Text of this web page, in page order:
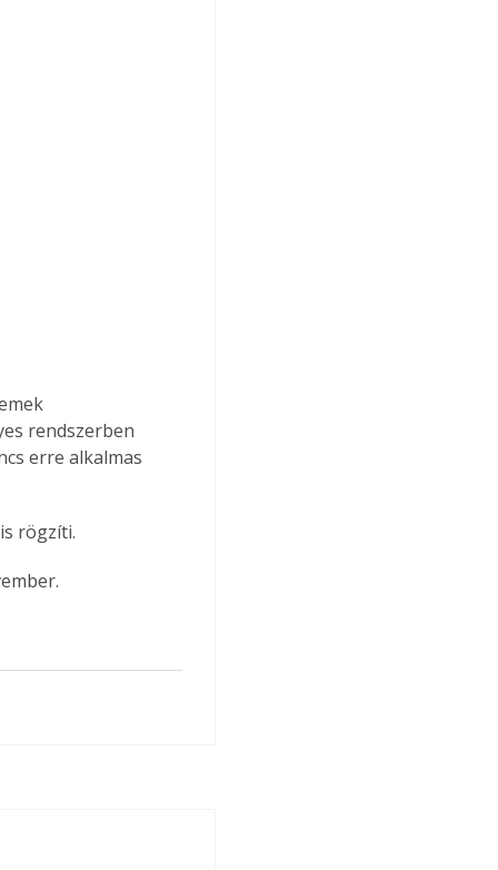
rendszerben
erre alkalmas
rögzíti.